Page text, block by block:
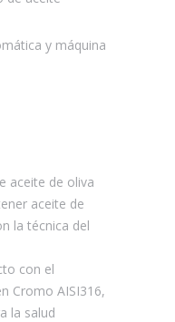
y máquina
aceite de oliva
aceite de
la técnica del
con el
Cromo AISI316,
la salud